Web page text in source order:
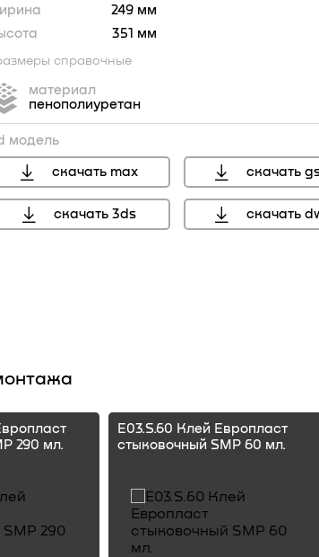
351
249 мм
351 мм
справочные
материал
пенополиуретан
модель
скачать max скачать
скачать 3ds скачать
290 мл.
E03.S.60 Клей Европласт
стыковочный SMP 60 мл.